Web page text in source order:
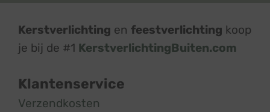
Kerstverlichting en feestverlichting koop
je bij de #1 KerstverlichtingBuiten.com
Klantenservice
Verzendkosten